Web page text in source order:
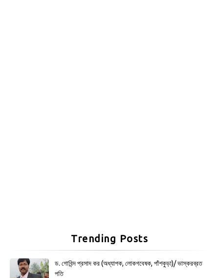
Trending Posts
ড. গোবিন্দ প্রসাদ কর (অধ্যাপক, লোকগবেষক, পাঁশকুড়া)/ ভাস্করব্রত
পতি